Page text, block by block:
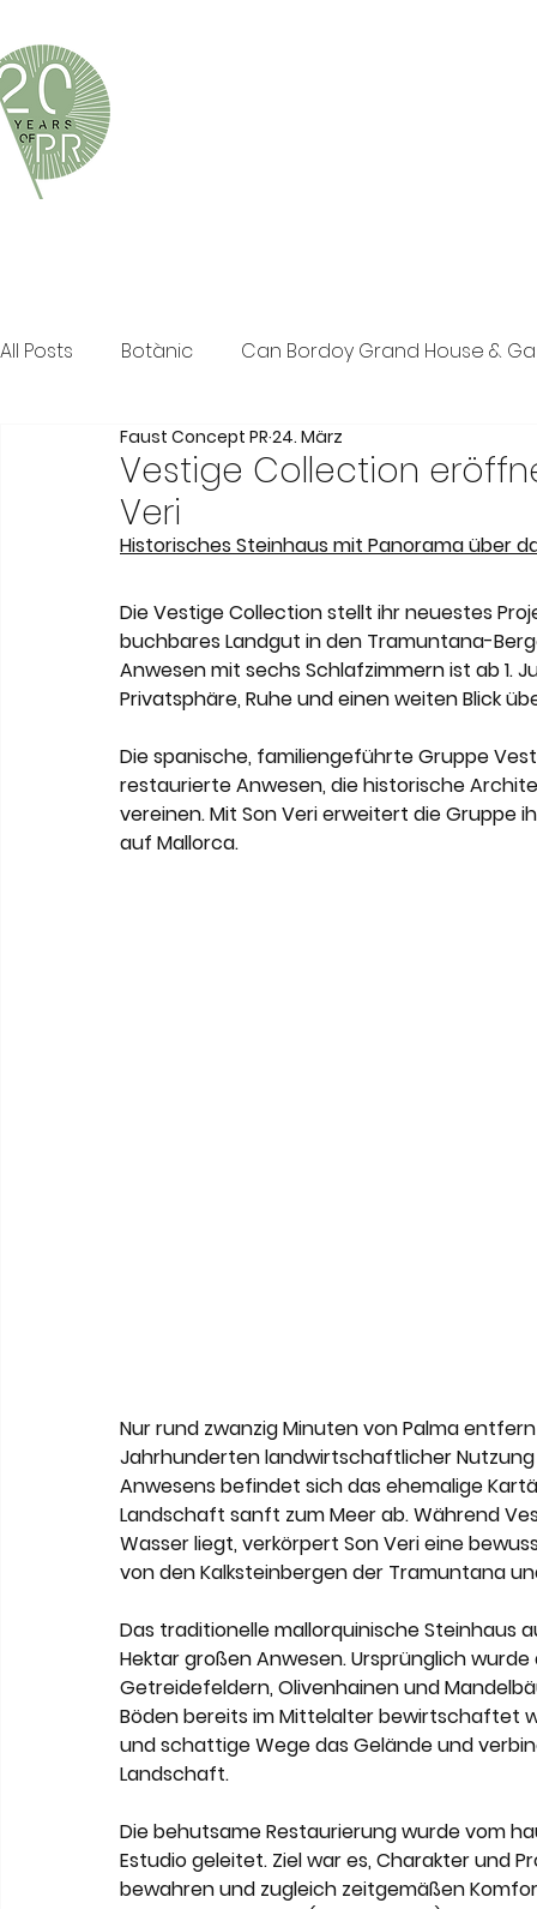
und persönliche Beratung in den Bereichen
Klassische PR im Print Bereich, Events sowie Social
All Posts Botànic Can Bordoy Grand House &
The Ozen Collection Faust Concept PR
Meneghetti Wine Hotel & Winery Karriere
Son Moli Country House Vestige Collection
Vestige Collection
Veri
Faust Concept PR 24. März
Historisches Steinhaus mit Panorama über
Die Vestige Collection stellt ihr neuestes
buchbares Landgut in den Tramuntana-
Anwesen mit sechs Schlafzimmern ist ab 1.
Privatsphäre, Ruhe und einen weiten Blick
Die spanische, familiengeführte Gruppe
restaurierte Anwesen, die historische
vereinen. Mit Son Veri erweitert die Gruppe
auf Mallorca.
Nur rund zwanzig Minuten von Palma
Jahrhunderten landwirtschaftlicher
Anwesens befindet sich das ehemalige
Landschaft sanft zum Meer ab. Während
Wasser liegt, verkörpert Son Veri eine
von den Kalksteinbergen der Tramuntana
Das traditionelle mallorquinische Steinhaus
Hektar großen Anwesen. Ursprünglich
Getreidefeldern, Olivenhainen und
Böden bereits im Mittelalter bewirtschaftet
und schattige Wege das Gelände und
Landschaft.
Die behutsame Restaurierung wurde vom
Estudio geleitet. Ziel war es, Charakter und
bewahren und zugleich zeitgemäßen